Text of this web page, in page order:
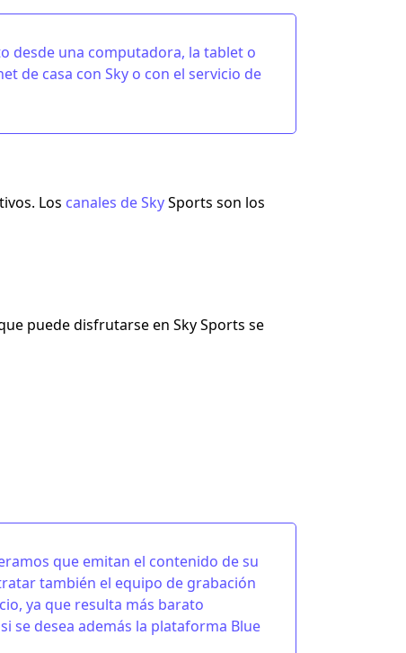
desde una computadora, la tablet o
de casa con Sky o con el servicio de
Los canales de SkySports son los
puede disfrutarse en Sky Sports se
que emitan el contenido de su
también el equipo de grabación
ya que resulta más barato
se desea además la plataforma Blue